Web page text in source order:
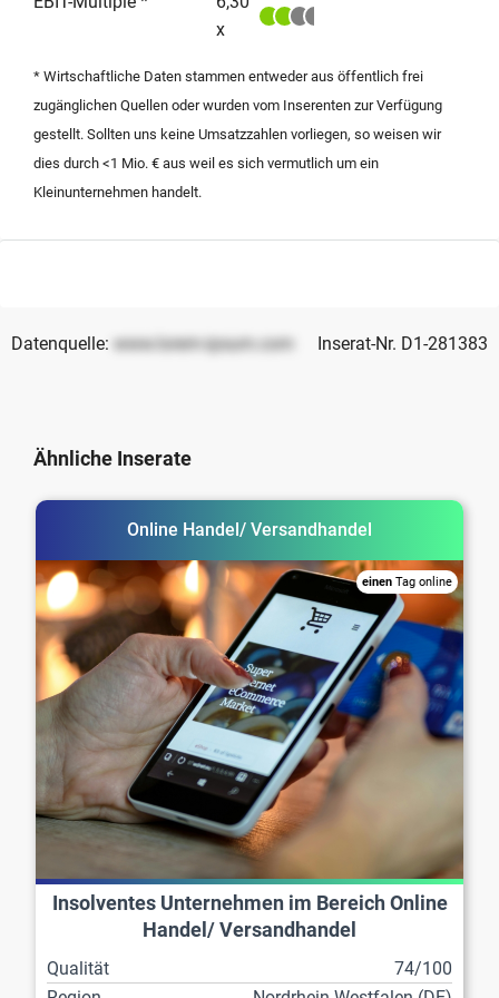
anzuknüpfen. Dieses Angebot richtet sich an
Investoren, die ein profitables E-Commerce-
Unternehmen kaufen möchten, um im Rahmen einer
Nachfolge von einer etablierten Marke in Deutschland
x
* Wirtschaftliche Daten stammen entweder aus öffentlich frei
zugänglichen Quellen oder wurden vom Inserenten zur Verfügung
gestellt. Sollten uns keine Umsatzzahlen vorliegen, so weisen wir
dies durch <1 Mio. € aus weil es sich vermutlich um ein
Kleinunternehmen handelt.
Datenquelle: www.lorem-ipsum.com Inserat-Nr. D1-281383
Ähnliche Inserate
Online Handel/ Versandhandel
einen Tag online
Insolventes Unternehmen im Bereich Online
Handel/ Versandhandel
Qualität
74/100